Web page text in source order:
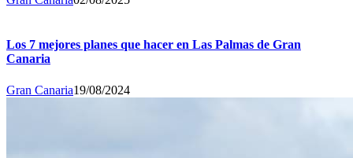
Los 7 mejores planes que hacer en Las Palmas de Gran
Canaria
Gran Canaria19/08/2024